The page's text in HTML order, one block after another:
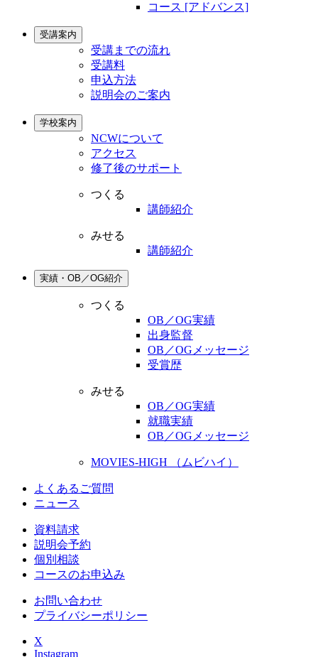
コース [アドバンス]
受講案内
受講までの流れ
受講料
申込方法
説明会のご案内
学校案内
NCWについて
アクセス
修了後のサポート
つくる
講師紹介
みせる
講師紹介
実績・OB／OG紹介
つくる
OB／OG実績
出身監督
OB／OGメッセージ
受賞歴
みせる
OB／OG実績
就職実績
OB／OGメッセージ
MOVIES-HIGH （ムビハイ）
よくあるご質問
ニュース
資料請求
説明会予約
個別相談
コースのお申込み
お問い合わせ
プライバシーポリシー
X
Instagram